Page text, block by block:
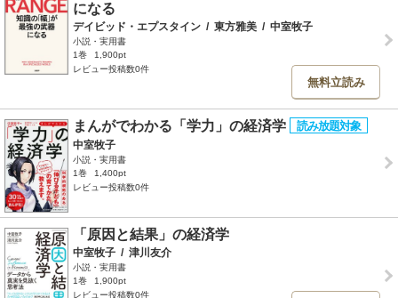
になる
デイビッド・エプスタイン / 東方雅美 / 中室牧子
小説・実用書
1巻
1,900pt
レビュー投稿数0件
無料立読み
まんがでわかる「学力」の経済学
中室牧子
小説・実用書
1巻
1,400pt
レビュー投稿数0件
「原因と結果」の経済学
中室牧子 / 津川友介
小説・実用書
1巻
1,900pt
レビュー投稿数0件